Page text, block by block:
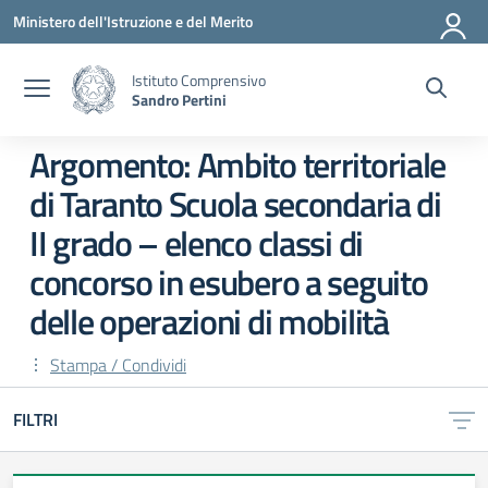
Vai ai contenuti
Vai al menu di navigazione
Vai al footer
Ministero dell'Istruzione e del Merito
Istituto Comprensivo
Sandro Pertini
Argomento: Ambito territoriale
di Taranto Scuola secondaria di
II grado – elenco classi di
concorso in esubero a seguito
delle operazioni di mobilità
Stampa / Condividi
FILTRI